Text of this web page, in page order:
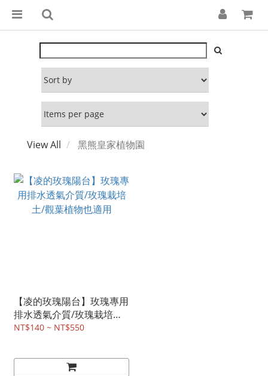
View All 黑熊皇家植物園
【凌的玫瑰陽台】玫瑰專用
排水透氣介質/玫瑰栽培土/
觀葉植物也適用
NT$140 ~ NT$550